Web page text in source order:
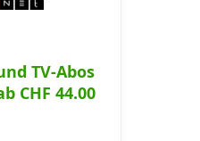
TV-Abos
CHF 44.00